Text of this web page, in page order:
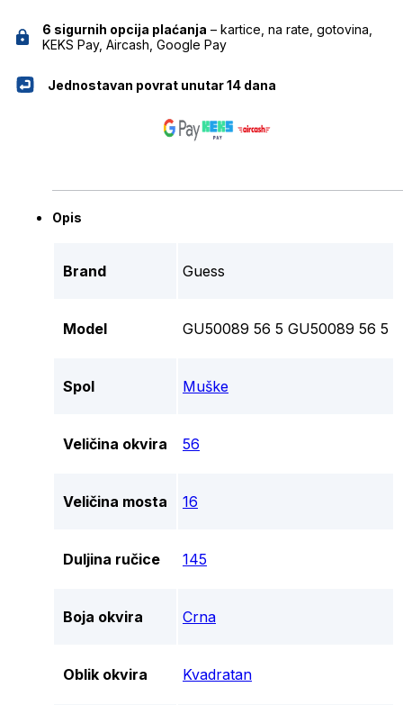
6 sigurnih opcija plaćanja – kartice, na rate, gotovina,
KEKS Pay, Aircash, Google Pay
Jednostavan povrat unutar 14 dana
Opis
Brand Guess
Model GU50089 56 5 GU50089 56 5
Spol Muške
Veličina okvira 56
Veličina mosta 16
Duljina ručice 145
Boja okvira Crna
Oblik okvira Kvadratan